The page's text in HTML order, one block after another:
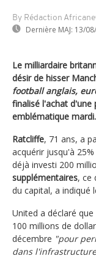
By Rédaction
Dernière MAJ: 13/
Le milliardaire
désir de hisser
football anglais,
finalisé l'achat d'une
emblématique mardi.
Ratcliffe, 71 ans, a
acquérir jusqu'à
déjà investi 200
supplémentaires, ce
du capital, a indiqué
United a déclaré
100 millions de
décembre "pour
dans